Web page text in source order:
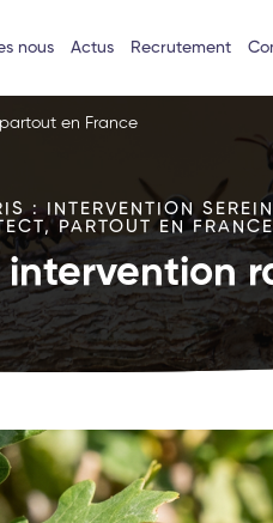
nous Actus Recrutement
en France
: INTERVENTION
PARTOUT EN